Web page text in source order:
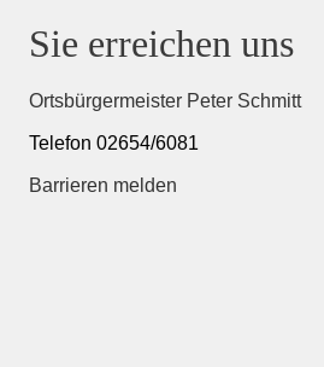
Sie erreichen uns
Ortsbürgermeister Peter Schmitt
Telefon 02654/6081
Barrieren melden